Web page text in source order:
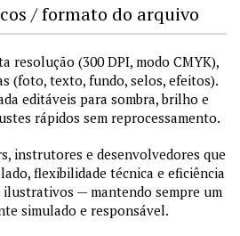
/ formato do arquivo
resolução (300 DPI, modo CMYK),
(foto, texto, fundo, selos, efeitos).
editáveis para sombra, brilho e
rápidos sem reprocessamento.
instrutores e desenvolvedores que
flexibilidade técnica e eficiência
ilustrativos — mantendo sempre um
simulado e responsável.